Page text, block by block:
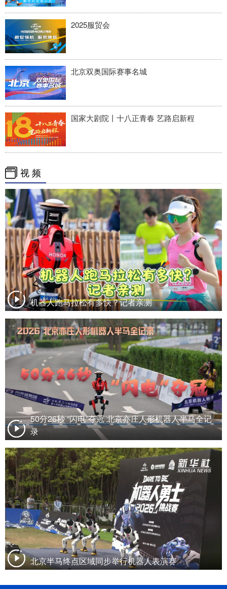
English Español Français عربى
Русский язык
Deutsch Português
2025服贸会
北京双奥国际赛事名城
国家大剧院丨十八正青春 艺路启新程
视 频
机器人跑马拉松有多快？记者亲测
50分26秒 “闪电”夺冠 北京亦庄人形机器人半马全记
录
北京半马终点区域同步举行机器人表演赛